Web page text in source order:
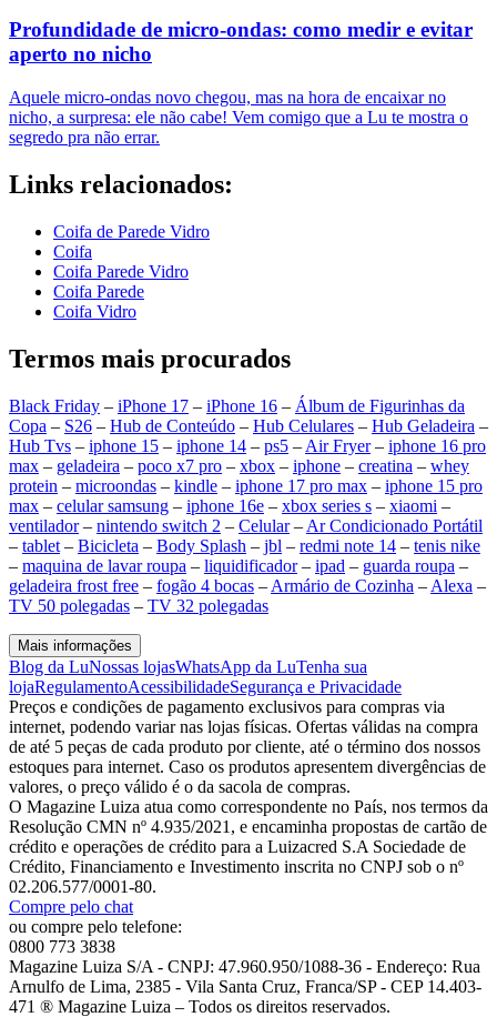
Profundidade de micro-ondas: como medir e evitar
aperto no nicho
Aquele micro-ondas novo chegou, mas na hora de encaixar no
nicho, a surpresa: ele não cabe! Vem comigo que a Lu te mostra o
segredo pra não errar.
Links relacionados:
Coifa de Parede Vidro
Coifa
Coifa Parede Vidro
Coifa Parede
Coifa Vidro
Termos mais procurados
Black Friday – iPhone 17 – iPhone 16 – Álbum de Figurinhas da
Copa – S26 – Hub de Conteúdo – Hub Celulares – Hub Geladeira –
Hub Tvs – iphone 15 – iphone 14 – ps5 – Air Fryer– iphone 16 pro
max – geladeira – poco x7 pro – xbox – iphone – creatina – whey
protein – microondas – kindle – iphone 17 pro max – iphone 15 pro
max – celular samsung – iphone 16e – xbox series s – xiaomi –
ventilador– nintendo switch 2 – Celular– Ar Condicionado Portátil
– tablet – Bicicleta – Body Splash – jbl – redmi note 14 – tenis nike
– maquina de lavar roupa – liquidificador– ipad – guarda roupa –
geladeira frost free – fogão 4 bocas – Armário de Cozinha – Alexa –
TV 50 polegadas – TV 32 polegadas
Mais informações
Blog da LuNossas lojasWhatsApp da LuTenha sua
lojaRegulamentoAcessibilidadeSegurança e Privacidade
Preços e condições de pagamento exclusivos para compras via
internet, podendo variar nas lojas físicas. Ofertas válidas na compra
de até 5 peças de cada produto por cliente, até o término dos nossos
estoques para internet. Caso os produtos apresentem divergências de
valores, o preço válido é o da sacola de compras.
O Magazine Luiza atua como correspondente no País, nos termos da
Resolução CMN nº 4.935/2021, e encaminha propostas de cartão de
crédito e operações de crédito para a Luizacred S.A Sociedade de
Crédito, Financiamento e Investimento inscrita no CNPJ sob o nº
02.206.577/0001-80.
Compre pelo chat
ou compre pelo telefone:
0800 773 3838
Magazine Luiza S/A - CNPJ: 47.960.950/1088-36 - Endereço: Rua
Arnulfo de Lima, 2385 - Vila Santa Cruz, Franca/SP - CEP 14.403-
471 ® Magazine Luiza – Todos os direitos reservados.